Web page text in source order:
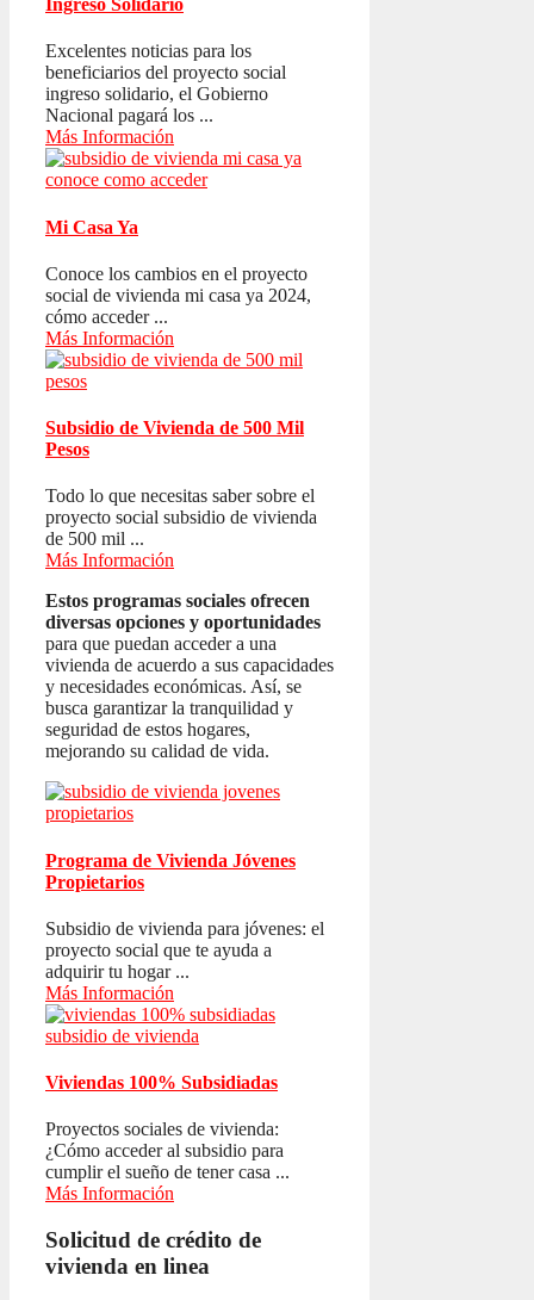
Ingreso Solidario
Excelentes noticias para los
beneficiarios del proyecto social
ingreso solidario, el Gobierno
Nacional pagará los ...
Más Información
Mi Casa Ya
Conoce los cambios en el proyecto
social de vivienda mi casa ya 2024,
cómo acceder ...
Más Información
Subsidio de Vivienda de 500 Mil
Pesos
Todo lo que necesitas saber sobre el
proyecto social subsidio de vivienda
de 500 mil ...
Más Información
Estos programas sociales ofrecen
diversas opciones y oportunidades
para que puedan acceder a una
vivienda de acuerdo a sus capacidades
y necesidades económicas. Así, se
busca garantizar la tranquilidad y
seguridad de estos hogares,
mejorando su calidad de vida.
Programa de Vivienda Jóvenes
Propietarios
Subsidio de vivienda para jóvenes: el
proyecto social que te ayuda a
adquirir tu hogar ...
Más Información
Viviendas 100% Subsidiadas
Proyectos sociales de vivienda:
¿Cómo acceder al subsidio para
cumplir el sueño de tener casa ...
Más Información
Solicitud de crédito de
vivienda en linea